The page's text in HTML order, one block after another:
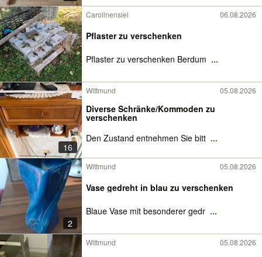
Carolinensiel 06.08.2026
Pflaster zu verschenken
Pflaster zu verschenken Berdum ...
16
Wittmund 05.08.2026
Diverse Schränke/Kommoden zu
verschenken
Den Zustand entnehmen Sie bitt ...
2
Wittmund 05.08.2026
Vase gedreht in blau zu verschenken
Blaue Vase mit besonderer gedr ...
Wittmund 05.08.2026